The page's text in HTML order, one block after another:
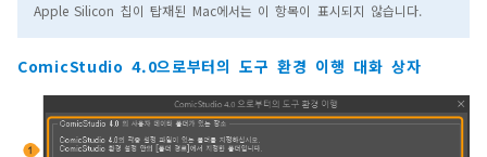
Apple Silicon 칩이 탑재된 Mac에서는 이 항목이 표시되지 않습니다.
ComicStudio 4.0으로부터의 도구 환경 이행 대화 상자